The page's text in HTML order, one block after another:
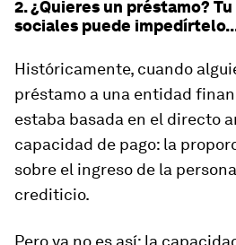
2. ¿Quieres un préstamo?
sociales puede
Históricamente, cuando
préstamo a una entidad
estaba basada en el directo
capacidad de pago: la
sobre el ingreso de la
crediticio.
Pero ya no es así: la